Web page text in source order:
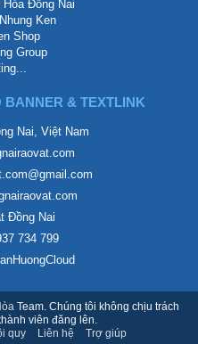
Đồng Nai
Ken
Shop
Group
BANNER & TEXTLINK
Nai, Việt Nam
Đồng Nai
734 799
Team. Chúng tôi không chịu trách
viên đăng lên.
quy Liên hệ Trợ giúp